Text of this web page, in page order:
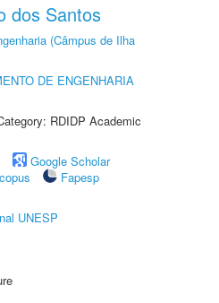
dos Santos
(Câmpus de Ilha
DE ENGENHARIA
RDIDP Academic
Google Scholar
Fapesp
UNESP